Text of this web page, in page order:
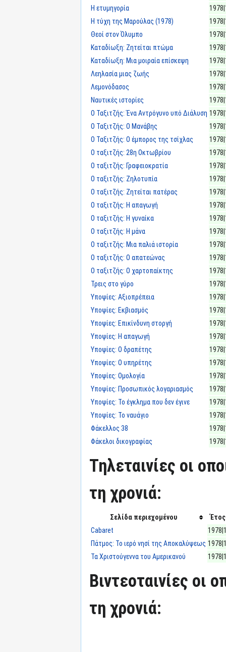
Η ετυμηγορία
Η τύχη της Μαρούλας (1978)
Θεοί στον Όλυμπο
Καταδίωξη: Ζητείται πτώμα
Καταδίωξη: Μια μοιραία επίσκεψη
Λεηλασία μιας ζωής
Λεμονόδασος
Ναυτικές ιστορίες
Ο Ταξιτζής: Ένα Αντρόγυνο υπό Διάλυση
Ο Ταξιτζής: Ο Μανάβης
Ο Ταξιτζής: Ο έμπορος της τσίχλας
Ο ταξιτζής: 28η Οκτωβρίου
Ο ταξιτζής: Γραφειοκρατία
Ο ταξιτζής: Ζηλοτυπία
Ο ταξιτζής: Ζητείται πατέρας
Ο ταξιτζής: Η απαγωγή
Ο ταξιτζής: Η γυναίκα
Ο ταξιτζής: Η μάνα
Ο ταξιτζής: Μια παλιά ιστορία
Ο ταξιτζής: Ο απατεώνας
Ο ταξιτζής: Ο χαρτοπαίκτης
Τρεις στο γύρο
Υποψίες: Αξιοπρέπεια
Υποψίες: Εκβιασμός
Υποψίες: Επικίνδυνη στοργή
Υποψίες: Η απαγωγή
Υποψίες: Ο δραπέτης
Υποψίες: Ο υπηρέτης
Υποψίες: Ομολογία
Υποψίες: Προσωπικός λογαριασμός
Υποψίες: Το έγκλημα που δεν έγινε
Υποψίες: Το ναυάγιο
Φάκελλος 38
Φάκελοι δικογραφίας
Τηλεταινίες οι
τη χρονιά:
Σελίδα περιεχομένου
Έτος
Cabaret
Πάτμος: Το ιερό νησί της Αποκαλύψεως
Τα Χριστούγεννα του Αμερικανού
Βιντεοταινίες οι
τη χρονιά: